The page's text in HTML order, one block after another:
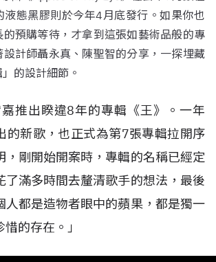
液態黑膠則於今年4月底發行。如果你也
的預購等待，才拿到這張如藝術品般的專
設計師聶永真、陳聖智的分享，一探埋藏
的設計細節。
推出睽違8年的專輯《王》。一年
的新歌，也正式為第7張專輯拉開序
，剛開始開案時，專輯的名稱已經定
了滿多時間去釐清歌手的想法，最後
人都是造物者眼中的蘋果，都是獨一
的存在。」